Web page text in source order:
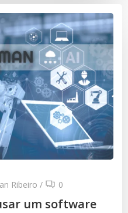
Ribeiro / 0
um software